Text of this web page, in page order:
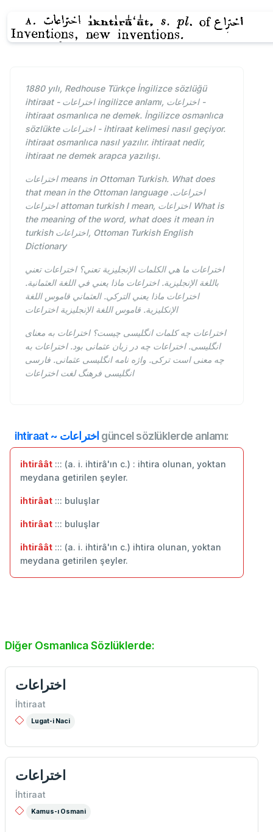
1880 yılı, Redhouse Türkçe İngilizce sözlüğü
ihtiraat - اختراعات ingilizce anlamı, اختراعات -
ihtiraat osmanlıca ne demek. İngilizce osmanlıca
sözlükte اختراعات - ihtiraat kelimesi nasıl geçiyor.
ihtiraat osmanlıca nasıl yazılır. ihtiraat nedir,
ihtiraat ne demek arapca yazılışı.
اختراعات means in Ottoman Turkish. What does
that mean in the Ottoman language اختراعات.
اختراعات attoman turkish I mean, اختراعات What is
the meaning of the word, what does it mean in
turkish اختراعات, Ottoman Turkish English
Dictionary
اختراعات ما هي الكلمات الإنجليزية تعني؟ اختراعات تعني
باللغة الإنجليزية. اختراعات ماذا يعني في اللغة العثمانية.
اختراعات ماذا يعني التركي. العثماني قاموس اللغة
الإنكليزية. قاموس اللغة الإنجليزية اختراعات
اختراعات چه کلمات انگلیسی چیست؟ اختراعات به معنای
انگلیسی. اختراعات چه در زبان عثمانی بود. اختراعات به
چه معنی است ترکی. واژه نامه انگلیسی عثمانی. فارسی
انگلیسی فرهنگ لغت اختراعات
ihtiraat ~ اختراعات güncel sözlüklerde anlamı:
ihtirâât ::: (a. i. ihtirâ'ın c.) : ihtira olunan, yoktan
meydana getirilen şeyler.
ihtirâat ::: buluşlar
ihtirâat ::: ‬buluşlar
ihtirâât ::: (a. i. ihtirâ'ın c.) ihtira olunan, yoktan
meydana getirilen şeyler.
Diğer Osmanlıca Sözlüklerde:
اختراعات
İhtiraat
Lugat-i Naci
اختراعات
İhtiraat
Kamus-ı Osmani